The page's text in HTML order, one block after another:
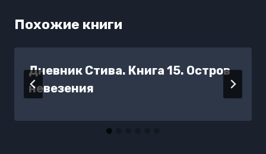
Похожие книги
Дневник Стива. Книга 15. Остров
невезения